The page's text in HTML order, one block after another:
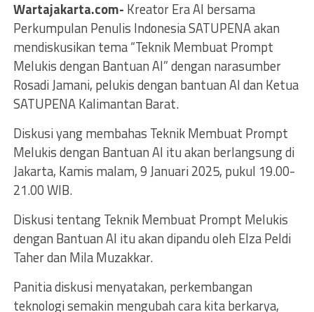
Wartajakarta.com- Kreator Era AI bersama
Perkumpulan Penulis Indonesia SATUPENA akan
mendiskusikan tema “Teknik Membuat Prompt
Melukis dengan Bantuan AI” dengan narasumber
Rosadi Jamani, pelukis dengan bantuan AI dan Ketua
SATUPENA Kalimantan Barat.
Diskusi yang membahas Teknik Membuat Prompt
Melukis dengan Bantuan AI itu akan berlangsung di
Jakarta, Kamis malam, 9 Januari 2025, pukul 19.00-
21.00 WIB.
Diskusi tentang Teknik Membuat Prompt Melukis
dengan Bantuan AI itu akan dipandu oleh Elza Peldi
Taher dan Mila Muzakkar.
Panitia diskusi menyatakan, perkembangan
teknologi semakin mengubah cara kita berkarya,